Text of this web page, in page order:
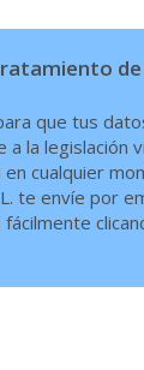
que tus
a la legislación
cualquier
te envíe por